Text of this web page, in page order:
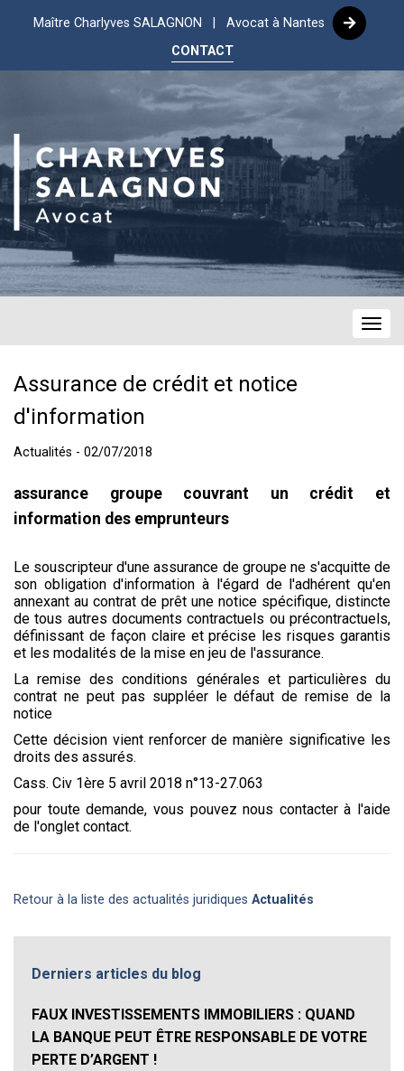
Maître Charlyves SALAGNON | Avocat à Nantes
CONTACT
Assurance de crédit et notice
d'information
Actualités - 02/07/2018
assurance groupe couvrant un crédit et
information des emprunteurs
Le souscripteur d'une assurance de groupe ne s'acquitte de
son obligation d'information à l'égard de l'adhérent qu'en
annexant au contrat de prêt une notice spécifique, distincte
de tous autres documents contractuels ou précontractuels,
définissant de façon claire et précise les risques garantis
et les modalités de la mise en jeu de l'assurance.
La remise des conditions générales et particulières du
contrat ne peut pas suppléer le défaut de remise de la
notice
Cette décision vient renforcer de manière significative les
droits des assurés.
Cass. Civ 1ère 5 avril 2018 n°13-27.063
pour toute demande, vous pouvez nous contacter à l'aide
de l'onglet contact.
Retour à la liste des actualités juridiques Actualités
Derniers articles du blog
FAUX INVESTISSEMENTS IMMOBILIERS : QUAND
LA BANQUE PEUT ÊTRE RESPONSABLE DE VOTRE
PERTE D’ARGENT !